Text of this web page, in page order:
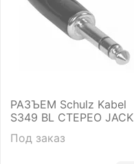
РАЗЪЕМ Schulz Kabel
S349 BL СТЕРЕО JACK
Под заказ